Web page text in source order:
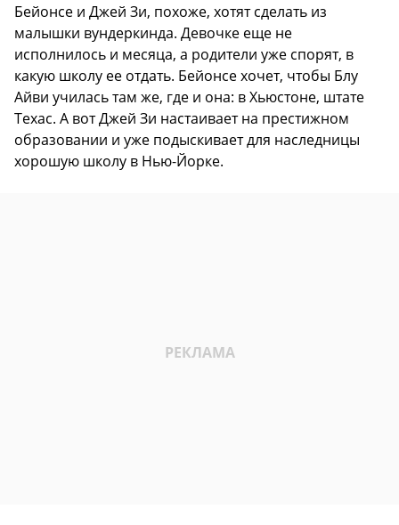
Бейонсе и Джей Зи, похоже, хотят сделать из
малышки вундеркинда. Девочке еще не
исполнилось и месяца, а родители уже спорят, в
какую школу ее отдать. Бейонсе хочет, чтобы Блу
Айви училась там же, где и она: в Хьюстоне, штате
Техас. А вот Джей Зи настаивает на престижном
образовании и уже подыскивает для наследницы
хорошую школу в Нью-Йорке.